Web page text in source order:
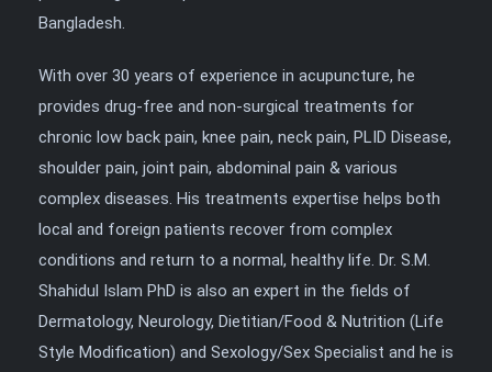
Bangladesh.
With over 30 years of experience in acupuncture, he
provides drug-free and non-surgical treatments for
chronic low back pain, knee pain, neck pain, PLID Disease,
shoulder pain, joint pain, abdominal pain & various
complex diseases. His treatments expertise helps both
local and foreign patients recover from complex
conditions and return to a normal, healthy life. Dr. S.M.
Shahidul Islam PhD is also an expert in the fields of
Dermatology, Neurology, Dietitian/Food & Nutrition (Life
Style Modification) and Sexology/Sex Specialist and he is